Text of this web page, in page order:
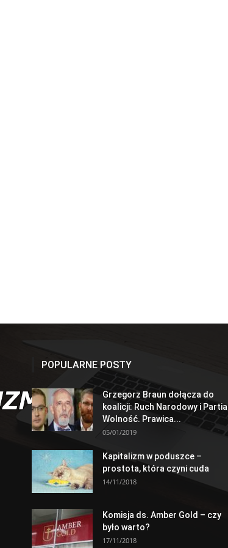
POPULARNE POSTY
Grzegorz Braun dołącza do
koalicji: Ruch Narodowy i Partia
Wolność. Prawica...
05/01/2019
Kapitalizm w poduszce –
prostota, która czyni cuda
14/11/2018
Komisja ds. Amber Gold – czy
było warto?
17/11/2018